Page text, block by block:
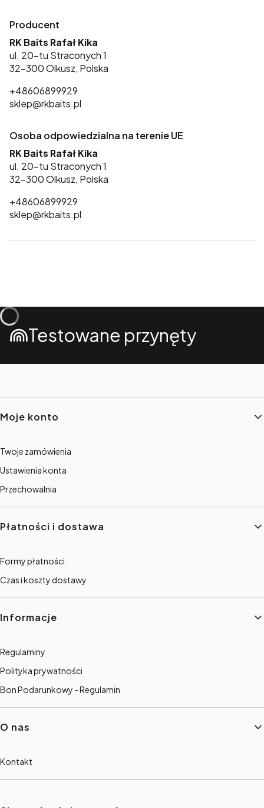
Producent
RK Baits Rafał Kika
ul. 20-tu Straconych 1
32-300 Olkusz, Polska
+48606899929
sklep@rkbaits.pl
Osoba odpowiedzialna na terenie UE
RK Baits Rafał Kika
ul. 20-tu Straconych 1
32-300 Olkusz, Polska
+48606899929
sklep@rkbaits.pl
Testowane przynęty
Linki w stopce
Moje konto
Twoje zamówienia
Ustawienia konta
Przechowalnia
Płatności i dostawa
Formy płatności
Czas i koszty dostawy
Informacje
Regulaminy
Polityka prywatności
Bon Podarunkowy - Regulamin
O nas
Kontakt